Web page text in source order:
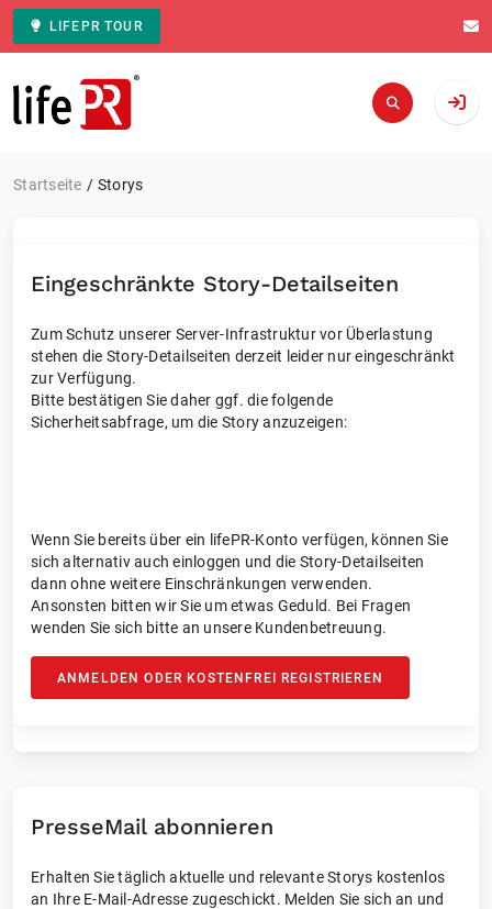
LIFEPR TOUR
Zur Startseite
Startseite Storys
Eingeschränkte Story-Detailseiten
Zum Schutz unserer Server-Infrastruktur vor Überlastung
stehen die Story-Detailseiten derzeit leider nur eingeschränkt
zur Verfügung.
Bitte bestätigen Sie daher ggf. die folgende
Sicherheitsabfrage, um die Story anzuzeigen:
Wenn Sie bereits über ein lifePR-Konto verfügen, können Sie
sich alternativ auch einloggen und die Story-Detailseiten
dann ohne weitere Einschränkungen verwenden.
Ansonsten bitten wir Sie um etwas Geduld. Bei Fragen
wenden Sie sich bitte an unsere Kundenbetreuung.
ANMELDEN ODER KOSTENFREI REGISTRIEREN
PresseMail abonnieren
Erhalten Sie täglich aktuelle und relevante Storys kostenlos
an Ihre E-Mail-Adresse zugeschickt. Melden Sie sich an und